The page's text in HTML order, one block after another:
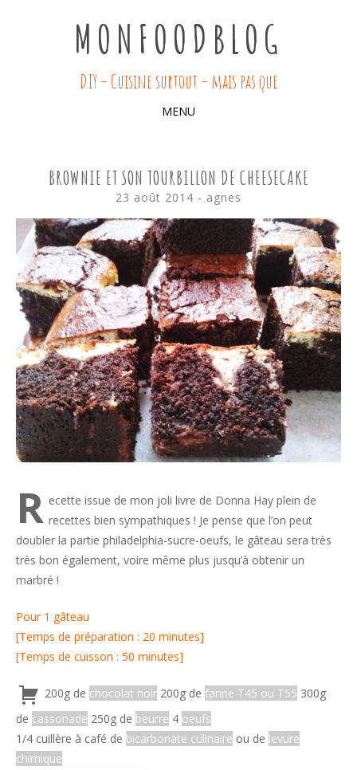
MONFOODBLOG
DIY – Cuisine surtout – mais pas que
MENU
CONTENTBROWNIE ET SON TOURBILLON DE CHEESECAKE
23 août 2014 - agnes
R ecette issue de mon joli livre de Donna Hay plein de
recettes bien sympathiques ! Je pense que l’on peut
doubler la partie philadelphia-sucre-oeufs, le gâteau sera très
très bon également, voire même plus jusqu’à obtenir un
marbré !
Pour 1 gâteau
[Temps de préparation : 20 minutes]
[Temps de cuisson : 50 minutes]
200g de chocolat noir 200g de farine T45 ou T55 300g
de cassonade 250g de beurre 4 oeufs
1/4 cuillère à café de bicarbonate culinaire ou de levure
chimique